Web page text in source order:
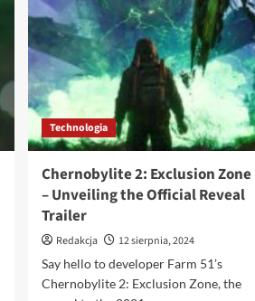
deszcz!
Aplikacje
z
radarowym
monitorowaniem
opadów
dla
telefonów
Technologia
Chernobylite 2: Exclusion Zone
– Unveiling the Official Reveal
Trailer
Redakcja
12 sierpnia, 2024
Say hello to developer Farm 51’s
Chernobylite 2: Exclusion Zone, the